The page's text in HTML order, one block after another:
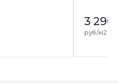
3 290
руб/м2